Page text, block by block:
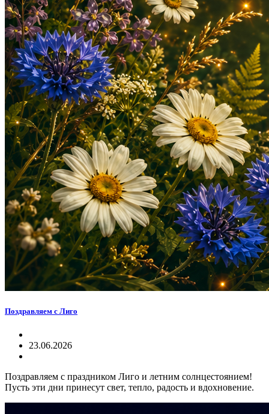
Поздравляем с Лиго
23.06.2026
Поздравляем с праздником Лиго и летним солнцестоянием!
Пусть эти дни принесут свет, тепло, радость и вдохновение.